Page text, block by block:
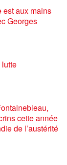
est aux mains
Georges
cette année
de l’austérité